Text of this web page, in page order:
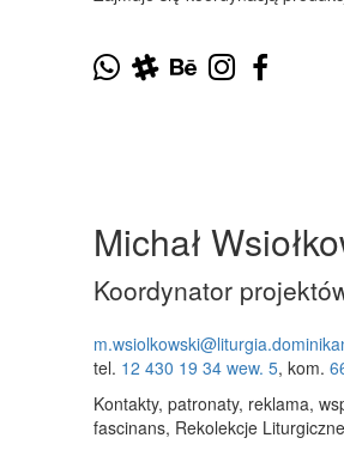
Michał
Koordynator
tel. 12 430 19 34 wew. 5, kom.
Kontakty, patronaty, reklama,
fascinans, Rekolekcje